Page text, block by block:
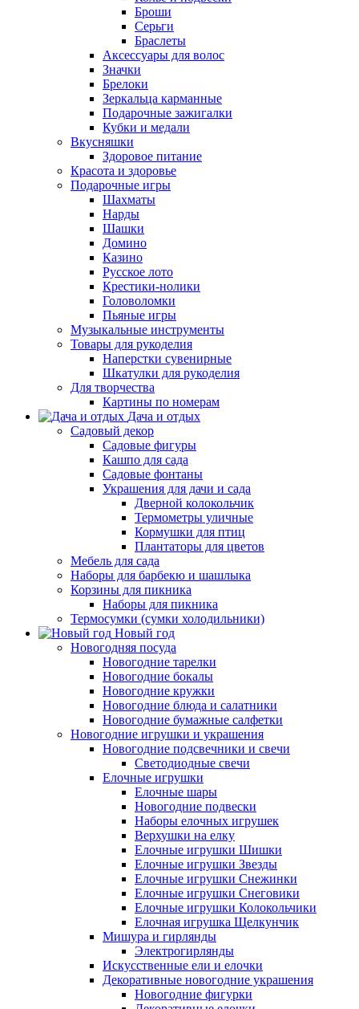
Броши
Серьги
Браслеты
Аксессуары для волос
Значки
Брелоки
Зеркальца карманные
Подарочные зажигалки
Кубки и медали
Вкусняшки
Здоровое питание
Красота и здоровье
Подарочные игры
Шахматы
Нарды
Шашки
Домино
Казино
Русское лото
Крестики-нолики
Головоломки
Пьяные игры
Музыкальные инструменты
Товары для рукоделия
Наперстки сувенирные
Шкатулки для рукоделия
Для творчества
Картины по номерам
Дача и отдых
Садовый декор
Садовые фигуры
Кашпо для сада
Садовые фонтаны
Украшения для дачи и сада
Дверной колокольчик
Термометры уличные
Кормушки для птиц
Плантаторы для цветов
Мебель для сада
Наборы для барбекю и шашлыка
Корзины для пикника
Наборы для пикника
Термосумки (сумки холодильники)
Новый год
Новогодняя посуда
Новогодние тарелки
Новогодние бокалы
Новогодние кружки
Новогодние блюда и салатники
Новогодние бумажные салфетки
Новогодние игрушки и украшения
Новогодние подсвечники и свечи
Светодиодные свечи
Елочные игрушки
Елочные шары
Новогодние подвески
Наборы елочных игрушек
Верхушки на елку
Елочные игрушки Шишки
Елочные игрушки Звезды
Елочные игрушки Снежинки
Елочные игрушки Снеговики
Елочные игрушки Колокольчики
Елочная игрушка Щелкунчик
Мишура и гирлянды
Электрогирлянды
Искусственные ели и елочки
Декоративные новогодние украшения
Новогодние фигурки